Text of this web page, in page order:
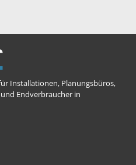
Installationen, Planungsbüros,
Endverbraucher in